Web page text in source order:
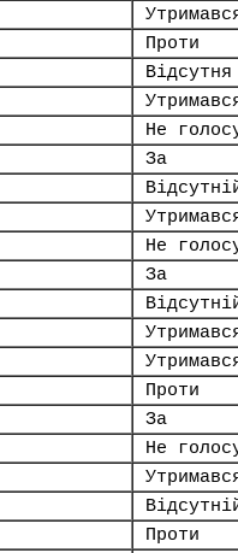
Проти
Відсутня
Не
За
Не
За
Проти
За
Не
Проти